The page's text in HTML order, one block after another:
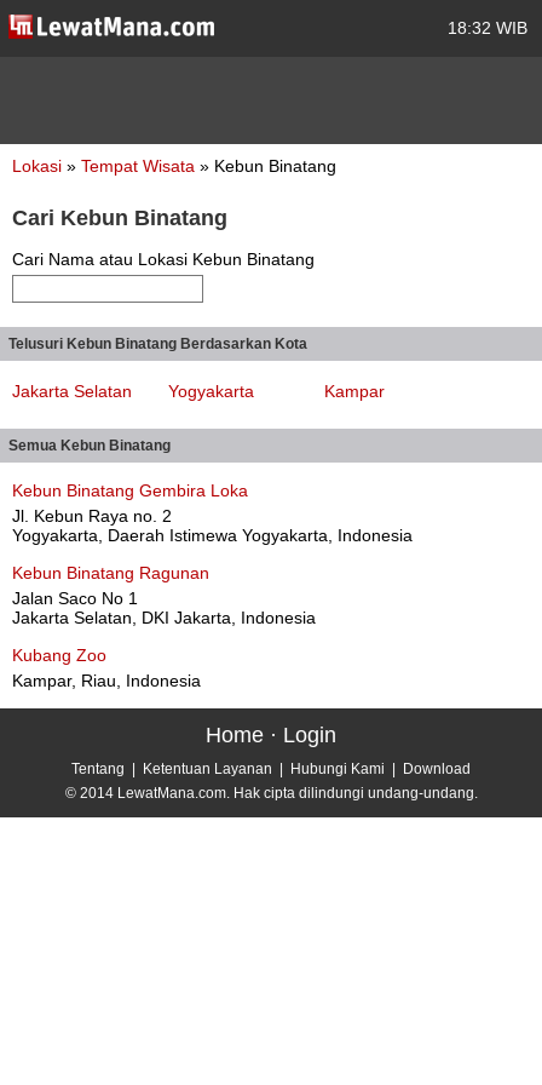
18:32 WIB
Lokasi » Tempat Wisata » Kebun Binatang
Cari Kebun Binatang
Cari Nama atau Lokasi Kebun Binatang
Telusuri Kebun Binatang Berdasarkan Kota
Jakarta Selatan Yogyakarta Kampar
Semua Kebun Binatang
Kebun Binatang Gembira Loka
Jl. Kebun Raya no. 2
Yogyakarta, Daerah Istimewa Yogyakarta, Indonesia
Kebun Binatang Ragunan
Jalan Saco No 1
Jakarta Selatan, DKI Jakarta, Indonesia
Kubang Zoo
Kampar, Riau, Indonesia
Home · Login
Tentang Ketentuan Layanan Hubungi Kami
Download
© 2014 LewatMana.com. Hak cipta dilindungi undang-undang.